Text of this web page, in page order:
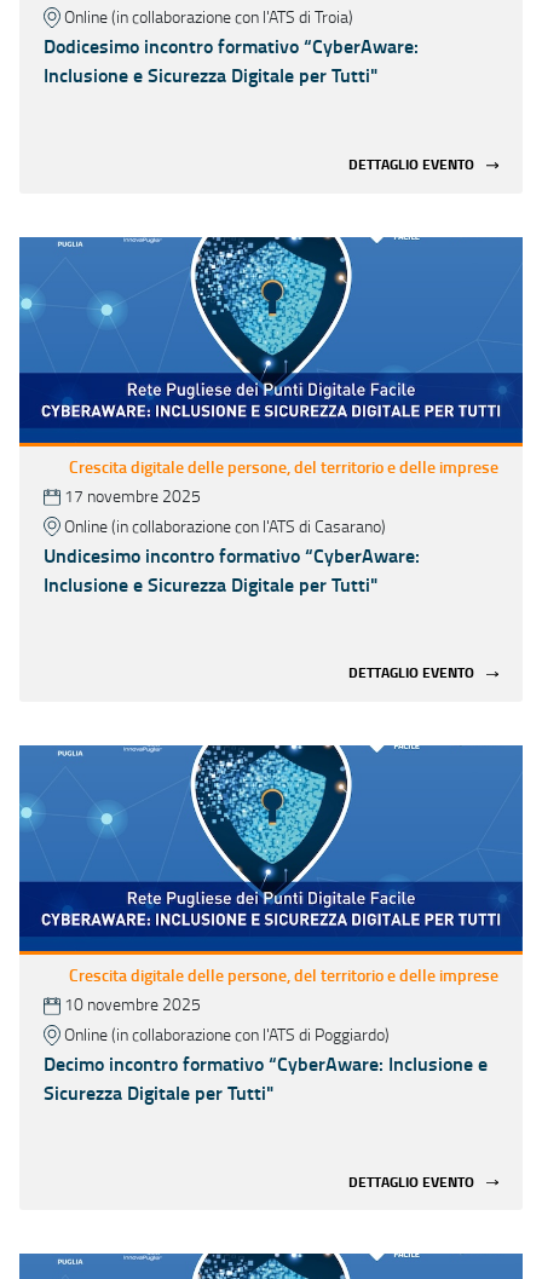
Online (in collaborazione con l'ATS di Troia)
Dodicesimo incontro formativo “CyberAware:
Inclusione e Sicurezza Digitale per Tutti"
DETTAGLIO EVENTO
Crescita digitale delle persone, del territorio e delle imprese
17 novembre 2025
Online (in collaborazione con l'ATS di Casarano)
Undicesimo incontro formativo “CyberAware:
Inclusione e Sicurezza Digitale per Tutti"
DETTAGLIO EVENTO
Crescita digitale delle persone, del territorio e delle imprese
10 novembre 2025
Online (in collaborazione con l'ATS di Poggiardo)
Decimo incontro formativo “CyberAware: Inclusione e
Sicurezza Digitale per Tutti"
DETTAGLIO EVENTO